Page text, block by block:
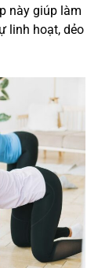
này giúp làm
linh hoạt, dẻo